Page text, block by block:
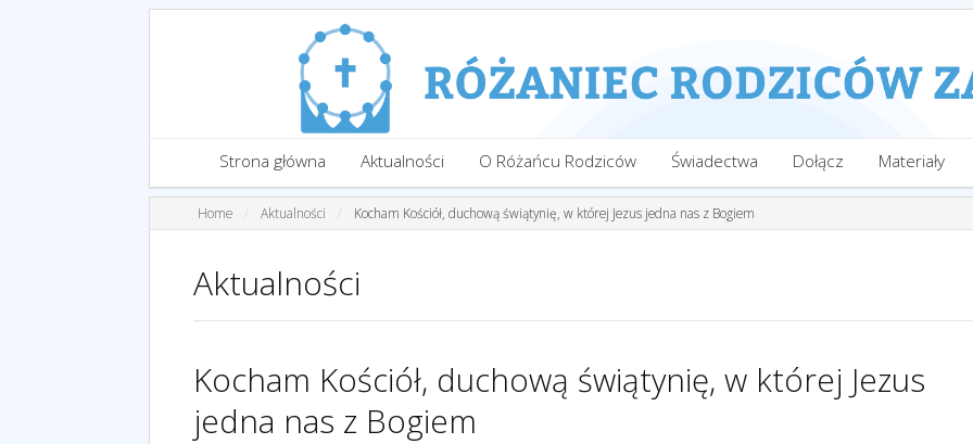
Strona główna Aktualności O Różańcu Rodziców Świadectwa Dołącz Materiały
Home Aktualności Kocham Kościół, duchową świątynię, w której Jezus jedna nas z Bogiem
Aktualności
Kocham Kościół, duchową świątynię, w której Jezus
jedna nas z Bogiem